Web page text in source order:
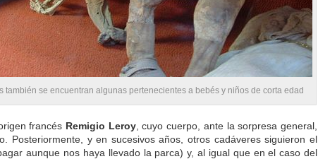
también se encuentran algunas pertenecientes a bebés y niños de corta edad
francés Remigio Leroy, cuyo cuerpo, ante la sorpresa general,
Posteriormente, y en sucesivos años, otros cadáveres siguieron el
aunque nos haya llevado la parca) y, al igual que en el caso del